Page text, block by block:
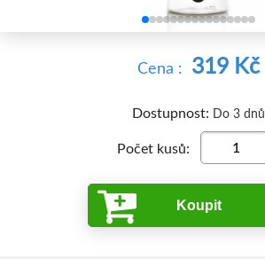
Cena : 319 Kč
Dostupnost: Do 3 dnů
Počet kusů:
Koupit